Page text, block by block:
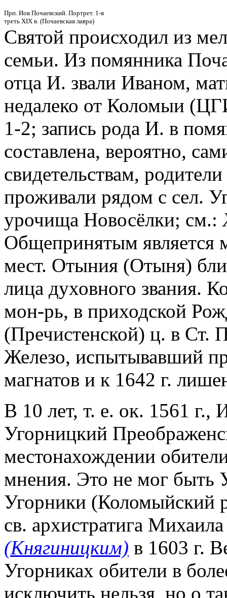
Прп. Иов Почаевский. Портрет. 1-я
треть XIX в. (Почаевская лавра)
Святой происходил из
семьи. Из помянника
отца И. звали Иваном,
недалеко от Коломыи
1-2; запись рода И. в
составлена, вероятно,
свидетельствам,
проживали рядом с сел.
урочища Новосёлки; см.:
Общепринятым является
мест. Отыния (Отыня)
лица духовного звания.
мон-рь, в приходской
(Пречистенской) ц. в Ст.
Железо, испытывавший
магнатов и к 1642 г.
В 10 лет, т. е. ок. 1561 г.,
Угорницкий
местонахождении
мнения. Это не мог быть
Угорники (Коломыйский
св. архистратига
(Княгиницким) в 1603 г.
Угорниках обители в
исключить нельзя, но о